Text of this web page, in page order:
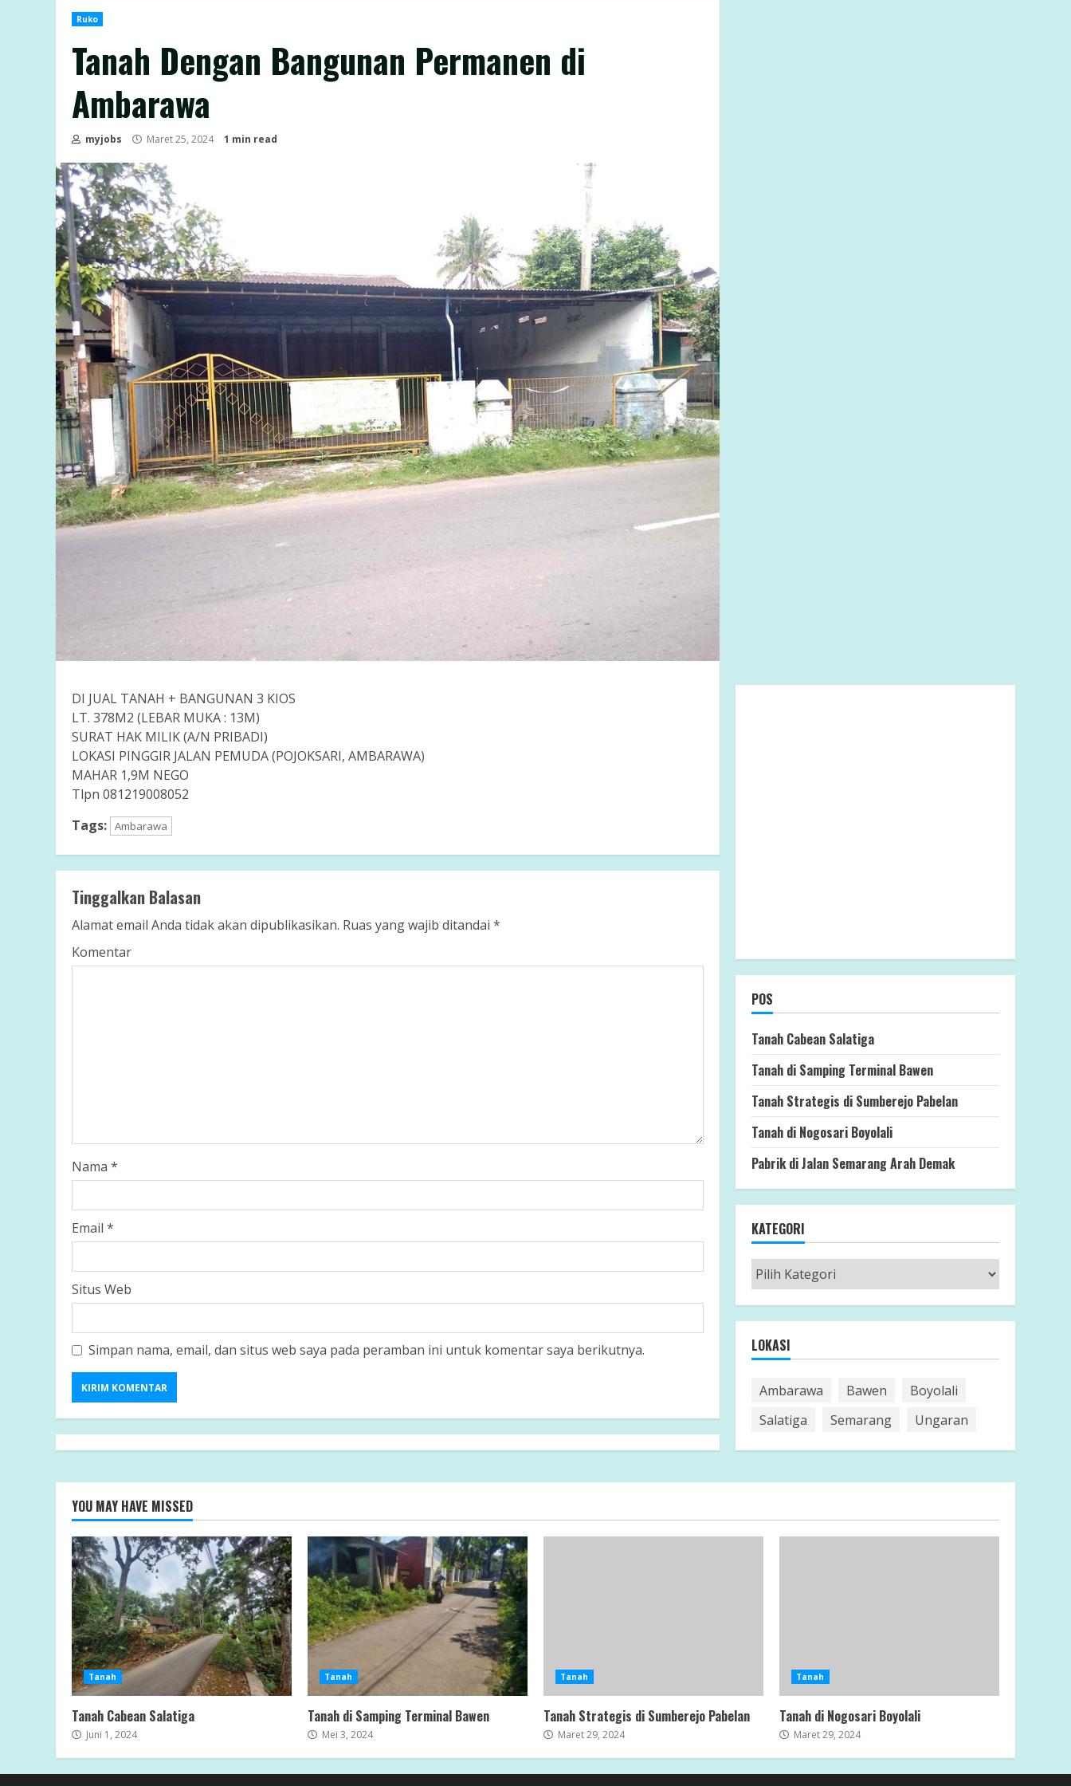
Ruko
Tanah Dengan Bangunan Permanen di
Ambarawa
myjobs Maret 25, 2024 1 min read
DI JUAL TANAH + BANGUNAN 3 KIOS
LT. 378M2 (LEBAR MUKA : 13M)
SURAT HAK MILIK (A/N PRIBADI)
LOKASI PINGGIR JALAN PEMUDA (POJOKSARI, AMBARAWA)
MAHAR 1,9M NEGO
Tlpn 081219008052
Tags: Ambarawa
Tinggalkan Balasan
Alamat email Anda tidak akan dipublikasikan. Ruas yang wajib ditandai *
Komentar
Nama *
Email *
Situs Web
Simpan nama, email, dan situs web saya pada peramban ini untuk komentar saya berikutnya.
POS
Tanah Cabean Salatiga
Tanah di Samping Terminal Bawen
Tanah Strategis di Sumberejo Pabelan
Tanah di Nogosari Boyolali
Pabrik di Jalan Semarang Arah Demak
KATEGORI
Kategori
LOKASI
Ambarawa Bawen
Boyolali
Salatiga
Semarang Ungaran
YOU MAY HAVE MISSED
Tanah
Tanah Cabean Salatiga
Juni 1, 2024
Tanah
Tanah di Samping Terminal Bawen
Mei 3, 2024
Tanah
Tanah Strategis di Sumberejo Pabelan
Maret 29, 2024
Tanah
Tanah di Nogosari Boyolali
Maret 29, 2024